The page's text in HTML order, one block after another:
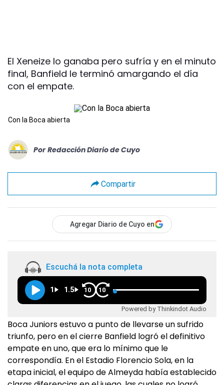
El Xeneize lo ganaba pero sufría y en el minuto
final, Banfield le terminó amargando el día
con el empate.
Con la Boca abierta
Por Redacción Diario de Cuyo
Compartir
Agregar Diario de Cuyo en
Escuchá la nota completa
1 1.5 10 10
Powered by Thinkindot Audio
Boca Juniors estuvo a punto de llevarse un sufrido
triunfo, pero en el cierre Banfield logró el definitivo
empate en uno, que era lo mínimo que le
correspondía. En el Estadio Florencio Sola, en la
etapa inicial, el equipo de Almeyda había establecido